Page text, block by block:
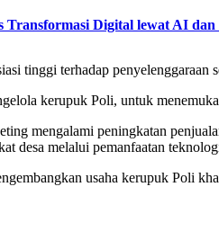
Digital lewat AI
tinggi terhadap penyelenggaraan
kerupuk Poli, untuk
mengalami peningkatan
desa melalui pemanfaatan
usaha kerupuk Poli